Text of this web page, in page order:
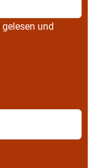
gelesen und